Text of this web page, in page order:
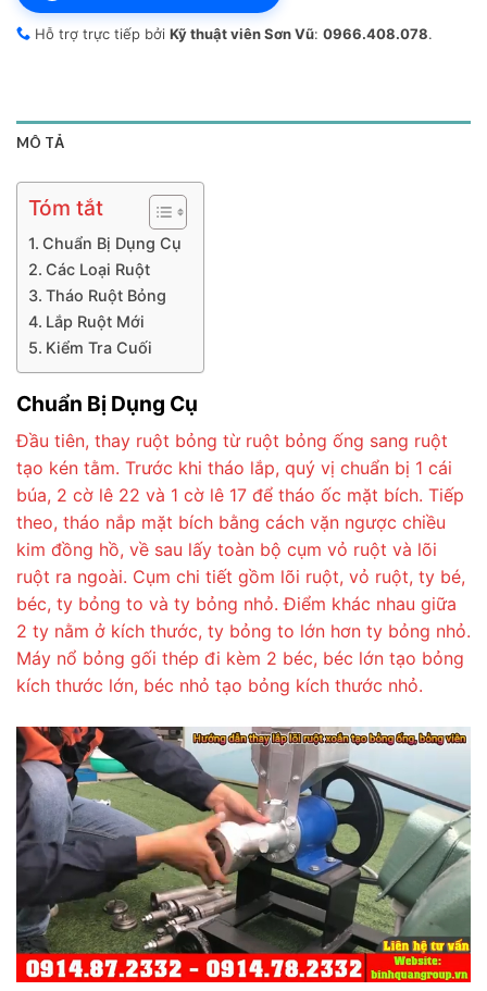
Hỗ trợ trực tiếp bởi Kỹ thuật viên Sơn Vũ: 0966.408.078.
MÔ TẢ
Tóm tắt
Chuẩn Bị Dụng Cụ
Các Loại Ruột
Tháo Ruột Bỏng
Lắp Ruột Mới
Kiểm Tra Cuối
Chuẩn Bị Dụng Cụ
Đầu tiên, thay ruột bỏng từ ruột bỏng ống sang ruột
tạo kén tằm. Trước khi tháo lắp, quý vị chuẩn bị 1 cái
búa, 2 cờ lê 22 và 1 cờ lê 17 để tháo ốc mặt bích. Tiếp
theo, tháo nắp mặt bích bằng cách vặn ngược chiều
kim đồng hồ, về sau lấy toàn bộ cụm vỏ ruột và lõi
ruột ra ngoài. Cụm chi tiết gồm lõi ruột, vỏ ruột, ty bé,
béc, ty bỏng to và ty bỏng nhỏ. Điểm khác nhau giữa
2 ty nằm ở kích thước, ty bỏng to lớn hơn ty bỏng nhỏ.
Máy nổ bỏng gối thép đi kèm 2 béc, béc lớn tạo bỏng
kích thước lớn, béc nhỏ tạo bỏng kích thước nhỏ.